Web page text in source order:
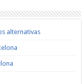
alternativas